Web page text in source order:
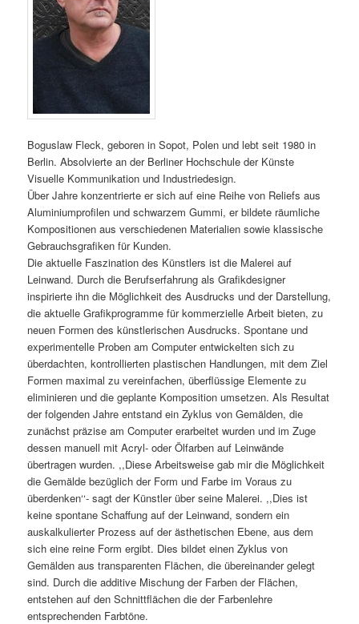
Boguslaw Fleck, geboren in Sopot, Polen und lebt seit 1980 in
Berlin. Absolvierte an der Berliner Hochschule der Künste
Visuelle Kommunikation und Industriedesign.
Über Jahre konzentrierte er sich auf eine Reihe von Reliefs aus
Aluminiumprofilen und schwarzem Gummi, er bildete räumliche
Kompositionen aus verschiedenen Materialien sowie klassische
Gebrauchsgrafiken für Kunden.
Die aktuelle Faszination des Künstlers ist die Malerei auf
Leinwand. Durch die Berufserfahrung als Grafikdesigner
inspirierte ihn die Möglichkeit des Ausdrucks und der Darstellung,
die aktuelle Grafikprogramme für kommerzielle Arbeit bieten, zu
neuen Formen des künstlerischen Ausdrucks. Spontane und
experimentelle Proben am Computer entwickelten sich zu
überdachten, kontrollierten plastischen Handlungen, mit dem Ziel
Formen maximal zu vereinfachen, überflüssige Elemente zu
eliminieren und die geplante Komposition umsetzen. Als Resultat
der folgenden Jahre entstand ein Zyklus von Gemälden, die
zunächst präzise am Computer erarbeitet wurden und im Zuge
dessen manuell mit Acryl- oder Ölfarben auf Leinwände
übertragen wurden. ,,Diese Arbeitsweise gab mir die Möglichkeit
die Gemälde bezüglich der Form und Farbe im Voraus zu
überdenken‘‘- sagt der Künstler über seine Malerei. ,,Dies ist
keine spontane Schaffung auf der Leinwand, sondern ein
auskalkulierter Prozess auf der ästhetischen Ebene, aus dem
sich eine reine Form ergibt. Dies bildet einen Zyklus von
Gemälden aus transparenten Flächen, die übereinander gelegt
sind. Durch die additive Mischung der Farben der Flächen,
entstehen auf den Schnittflächen die der Farbenlehre
entsprechenden Farbtöne.